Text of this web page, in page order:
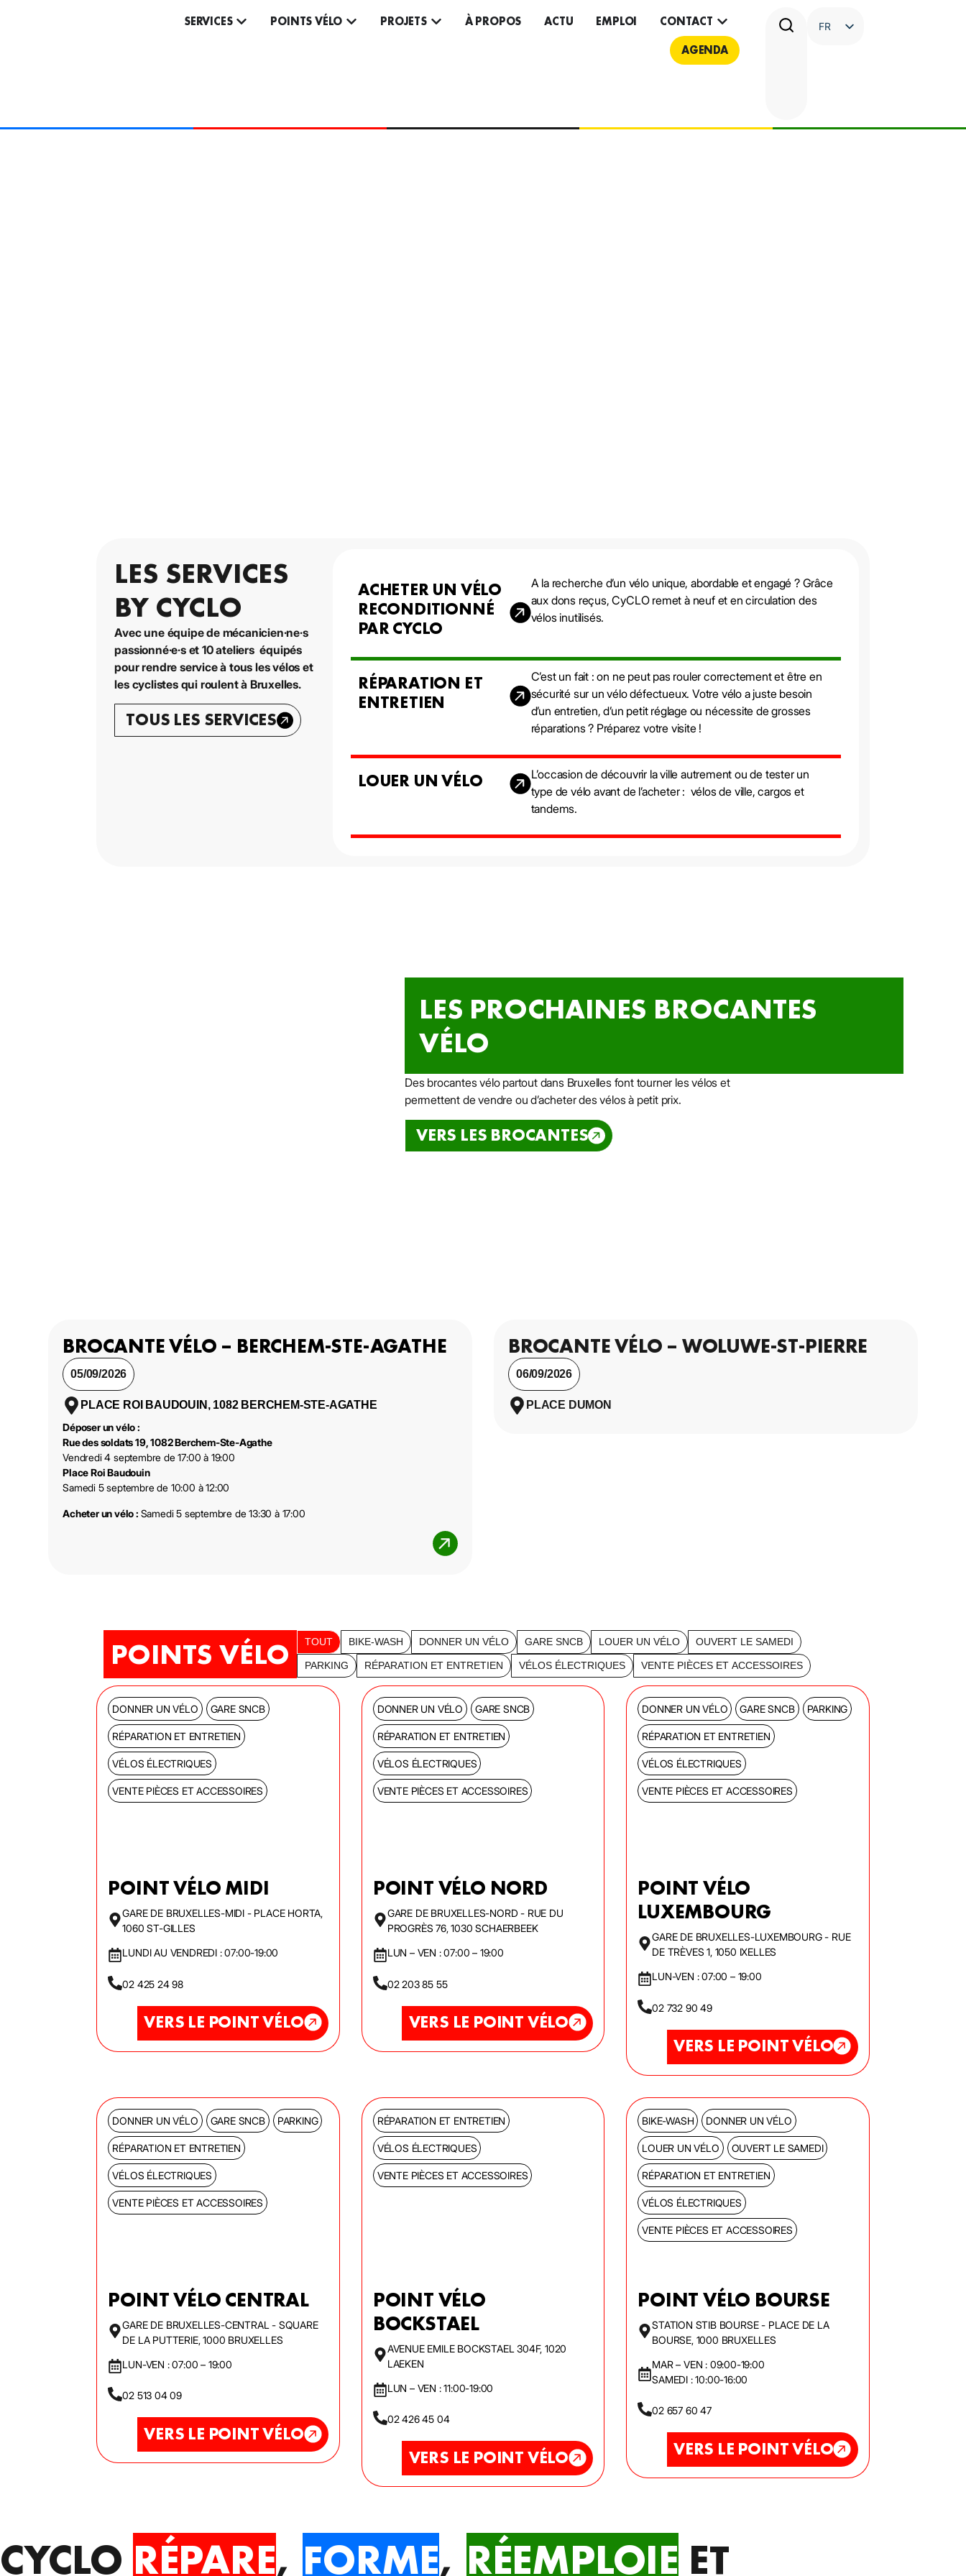
SERVICES POINTS VÉLO PROJETS À PROPOS ACTU EMPLOI
CONTACT
AGENDA
FR
LES SERVICES
BY CYCLO
Avec une équipe de mécanicien·ne·s
passionné·e·s et 10 ateliers équipés
pour rendre service à tous les vélos et
les cyclistes qui roulent à Bruxelles.
TOUS LES SERVICES
ACHETER UN VÉLO
RECONDITIONNÉ
PAR CYCLO
A la recherche d’un vélo unique, abordable et engagé ? Grâce
aux dons reçus, CyCLO remet à neuf et en circulation des
vélos inutilisés.
RÉPARATION ET
ENTRETIEN
C’est un fait : on ne peut pas rouler correctement et être en
sécurité sur un vélo défectueux. Votre vélo a juste besoin
d’un entretien, d’un petit réglage ou nécessite de grosses
réparations ? Préparez votre visite !
LOUER UN VÉLO
L’occasion de découvrir la ville autrement ou de tester un
type de vélo avant de l’acheter : vélos de ville, cargos et
tandems.
LES PROCHAINES BROCANTES
VÉLO
Des brocantes vélo partout dans Bruxelles font tourner les vélos et
permettent de vendre ou d’acheter des vélos à petit prix.
VERS LES BROCANTES
BROCANTE VÉLO – BERCHEM-STE-AGATHE
05/09/2026
PLACE ROI BAUDOUIN, 1082 BERCHEM-STE-AGATHE
Déposer un vélo :
Rue des soldats 19, 1082 Berchem-Ste-Agathe
Vendredi 4 septembre de 17:00 à 19:00
Place Roi Baudouin
Samedi 5 septembre de 10:00 à 12:00
Acheter un vélo : Samedi 5 septembre de 13:30 à 17:00
BROCANTE VÉLO – WOLUWE-ST-PIERRE
06/09/2026
PLACE DUMON
POINTS VÉLO BIKE-WASH DONNER UN VÉLO GARE SNCB LOUER UN VÉLO OUVERT LE SAMEDI
PARKING RÉPARATION ET ENTRETIEN VÉLOS ÉLECTRIQUES VENTE PIÈCES ET ACCESSOIRES
TOUT
DONNER UN VÉLO GARE SNCB
RÉPARATION ET ENTRETIEN
VÉLOS ÉLECTRIQUES
VENTE PIÈCES ET ACCESSOIRES
POINT VÉLO MIDI
GARE DE BRUXELLES-MIDI - PLACE HORTA,
1060 ST-GILLES
LUNDI AU VENDREDI : 07:00-19:00
02 425 24 98
VERS LE POINT VÉLO
DONNER UN VÉLO GARE SNCB
RÉPARATION ET ENTRETIEN
VÉLOS ÉLECTRIQUES
VENTE PIÈCES ET ACCESSOIRES
POINT VÉLO NORD
GARE DE BRUXELLES-NORD - RUE DU
PROGRÈS 76, 1030 SCHAERBEEK
LUN – VEN : 07:00 – 19:00
02 203 85 55
VERS LE POINT VÉLO
DONNER UN VÉLO GARE SNCB PARKING
RÉPARATION ET ENTRETIEN
VÉLOS ÉLECTRIQUES
VENTE PIÈCES ET ACCESSOIRES
POINT VÉLO
LUXEMBOURG
GARE DE BRUXELLES-LUXEMBOURG - RUE
DE TRÈVES 1, 1050 IXELLES
LUN-VEN : 07:00 – 19:00
02 732 90 49
VERS LE POINT VÉLO
DONNER UN VÉLO GARE SNCB PARKING
RÉPARATION ET ENTRETIEN
VÉLOS ÉLECTRIQUES
VENTE PIÈCES ET ACCESSOIRES
POINT VÉLO CENTRAL
GARE DE BRUXELLES-CENTRAL - SQUARE
DE LA PUTTERIE, 1000 BRUXELLES
LUN-VEN : 07:00 – 19:00
02 513 04 09
VERS LE POINT VÉLO
RÉPARATION ET ENTRETIEN
VÉLOS ÉLECTRIQUES
VENTE PIÈCES ET ACCESSOIRES
POINT VÉLO
BOCKSTAEL
AVENUE EMILE BOCKSTAEL 304F, 1020
LAEKEN
LUN – VEN : 11:00-19:00
02 426 45 04
VERS LE POINT VÉLO
BIKE-WASH DONNER UN VÉLO
LOUER UN VÉLO OUVERT LE SAMEDI
RÉPARATION ET ENTRETIEN
VÉLOS ÉLECTRIQUES
VENTE PIÈCES ET ACCESSOIRES
POINT VÉLO BOURSE
STATION STIB BOURSE - PLACE DE LA
BOURSE, 1000 BRUXELLES
MAR – VEN : 09:00-19:00
SAMEDI : 10:00-16:00
02 657 60 47
VERS LE POINT VÉLO
CYCLO RÉPARE, FORME, RÉEMPLOIE ET